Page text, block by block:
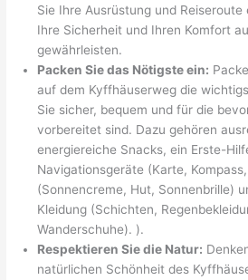
Sie Ihre Ausrüstung und
Ihre Sicherheit und Ihren Komfort
gewährleisten.
Packen Sie das Nötigste ein:
auf dem Kyffhäuserweg die
Sie sicher, bequem und für die
vorbereitet sind. Dazu gehören
energiereiche Snacks, ein Erste-
Navigationsgeräte (Karte,
(Sonnencreme, Hut, Sonnenbrille)
Kleidung (Schichten,
Wanderschuhe). ).
Respektieren Sie die Natur:
natürlichen Schönheit des